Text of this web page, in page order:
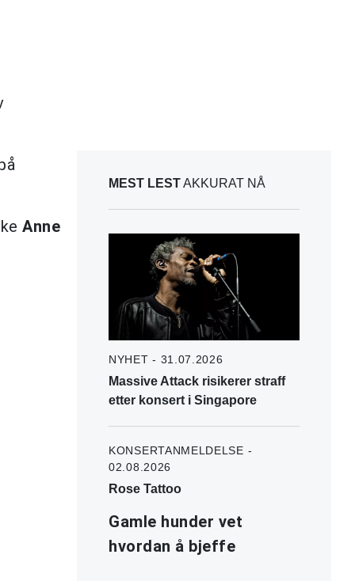
Anne
MEST LESTAKKURAT NÅ
NYHET - 31.07.2026
Massive Attack risikerer straff
etter konsert i Singapore
KONSERTANMELDELSE -
02.08.2026
Rose Tattoo
Gamle hunder vet
hvordan å bjeffe